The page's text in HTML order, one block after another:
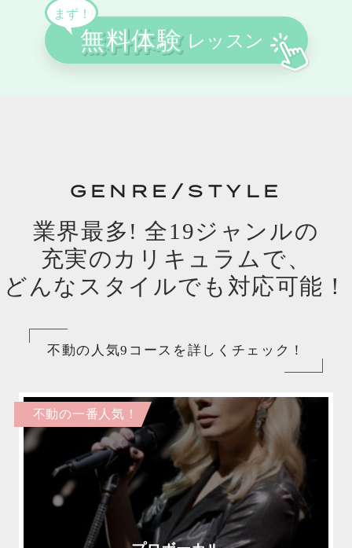
GENRE/STYLE
業界最多! 全19ジャンルの
充実のカリキュラムで、
どんなスタイルでも対応可能！
不動の人気9コースを詳しくチェック！
不動の一番人気！